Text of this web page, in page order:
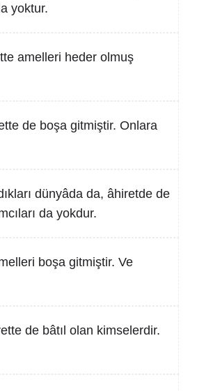
yoktur.
amelleri heder olmuş
de boşa gitmiştir. Onlara
dünyâda da, âhiretde de
da yokdur.
boşa gitmiştir. Ve
de bâtıl olan kimselerdir.